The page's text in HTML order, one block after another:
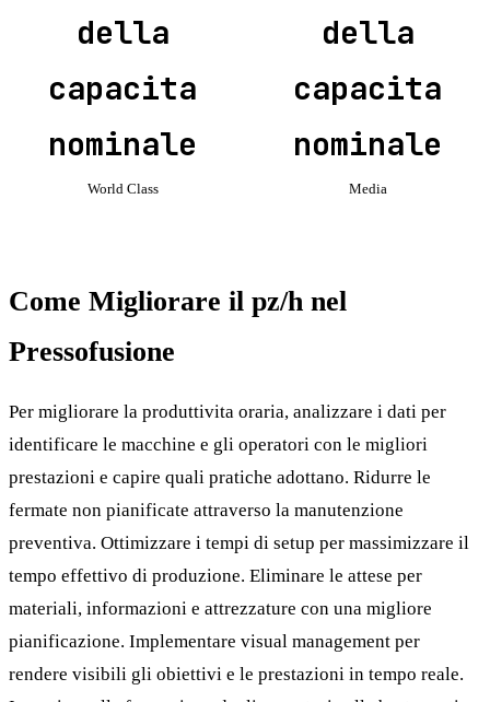
della
capacita
nominale
World Class
della
capacita
nominale
Media
Come Migliorare il pz/h nel
Pressofusione
Per migliorare la produttivita oraria, analizzare i dati per
identificare le macchine e gli operatori con le migliori
prestazioni e capire quali pratiche adottano. Ridurre le
fermate non pianificate attraverso la manutenzione
preventiva. Ottimizzare i tempi di setup per massimizzare il
tempo effettivo di produzione. Eliminare le attese per
materiali, informazioni e attrezzature con una migliore
pianificazione. Implementare visual management per
rendere visibili gli obiettivi e le prestazioni in tempo reale.